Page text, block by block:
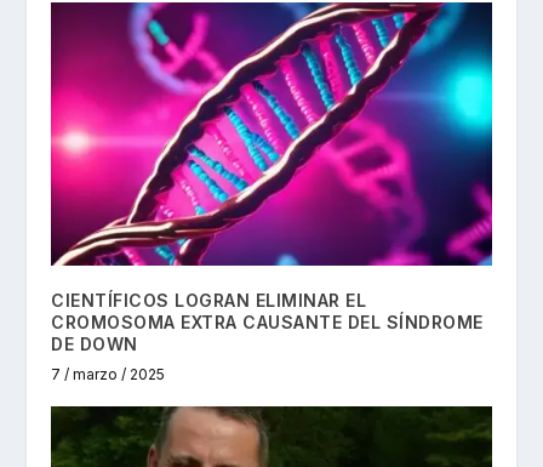
CIENTÍFICOS LOGRAN ELIMINAR EL
CROMOSOMA EXTRA CAUSANTE DEL SÍNDROME
DE DOWN
7 / marzo / 2025